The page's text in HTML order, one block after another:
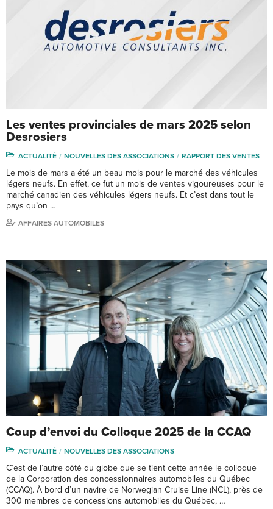
Les ventes provinciales de mars 2025 selon
Desrosiers
ACTUALITÉ NOUVELLES DES ASSOCIATIONS RAPPORT DES VENTES
Le mois de mars a été un beau mois pour le marché des véhicules
légers neufs. En effet, ce fut un mois de ventes vigoureuses pour le
marché canadien des véhicules légers neufs. Et c’est dans tout le
pays qu’on …
AFFAIRES AUTOMOBILES
Coup d’envoi du Colloque 2025 de la CCAQ
ACTUALITÉ NOUVELLES DES ASSOCIATIONS
C’est de l’autre côté du globe que se tient cette année le colloque
de la Corporation des concessionnaires automobiles du Québec
(CCAQ). À bord d’un navire de Norwegian Cruise Line (NCL), près de
300 membres de concessions automobiles du Québec, …